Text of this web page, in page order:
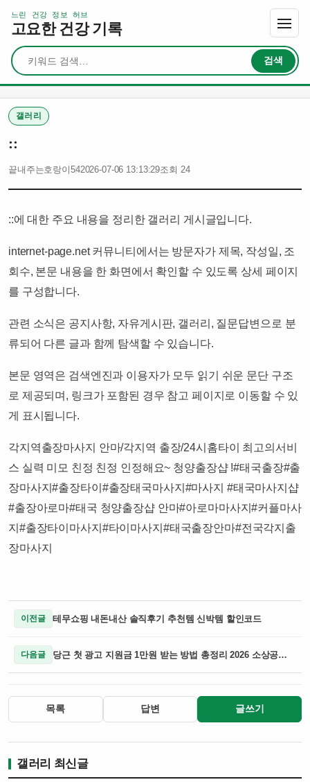
느린 건강 정보 허브
고요한 건강 기록
검색
검색
갤러리
::
끝내주는호랑이542026-07-06 13:13:29조회 24
::에 대한 주요 내용을 정리한 갤러리 게시글입니다.
internet-page.net 커뮤니티에서는 방문자가 제목, 작성일, 조
회수, 본문 내용을 한 화면에서 확인할 수 있도록 상세 페이지
를 구성합니다.
관련 소식은 공지사항, 자유게시판, 갤러리, 질문답변으로 분
류되어 다른 글과 함께 탐색할 수 있습니다.
본문 영역은 검색엔진과 이용자가 모두 읽기 쉬운 문단 구조
로 제공되며, 링크가 포함된 경우 참고 페이지로 이동할 수 있
게 표시됩니다.
각지역출장마사지 안마/각지역 출장/24시홈타이 최고의서비
스 실력 미모 친정 친정 인정해요~ 청양출장샵 !#태국출장#출
장마사지#출장타이#출장태국마사지#마사지 #태국마사지샵
#출장아로마#태국 청양출장샵 안마#아로마마사지#커플마사
지#출장타이마사지#타이마사지#태국출장안마#전국각지출
장마사지​
이전글 테무쇼핑 내돈내산 솔직후기 추천템 신박템 할인코드
다음글 당근 첫 광고 지원금 1만원 받는 방법 총정리 2026 소상공인 필수! 당근 첫 광고 지원금 1만원 받는 꿀팁
목록 답변 글쓰기
갤러리 최신글